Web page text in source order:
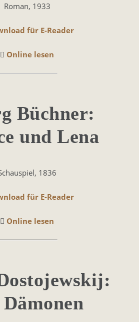
Roman, 1933
für E-Reader
Online lesen
Büchner:
und Lena
1836
für E-Reader
Online lesen